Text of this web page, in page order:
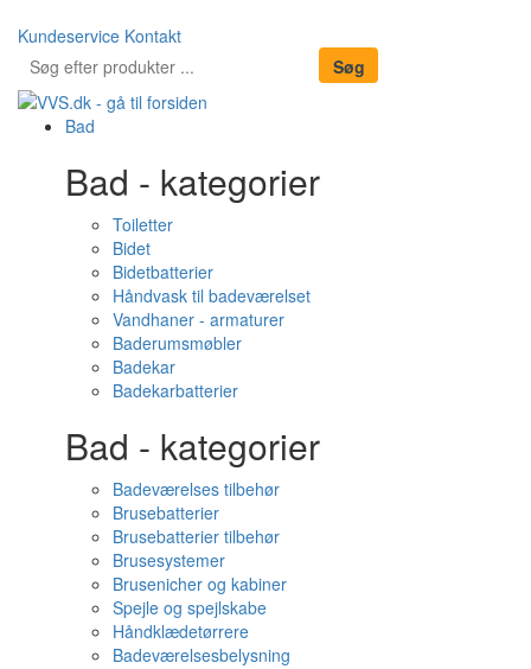
Kundeservice Kontakt
Bad
Bad - kategorier
Toiletter
Bidet
Bidetbatterier
Håndvask til badeværelset
Vandhaner - armaturer
Baderumsmøbler
Badekar
Badekarbatterier
Bad - kategorier
Badeværelses tilbehør
Brusebatterier
Brusebatterier tilbehør
Brusesystemer
Brusenicher og kabiner
Spejle og spejlskabe
Håndklædetørrere
Badeværelsesbelysning